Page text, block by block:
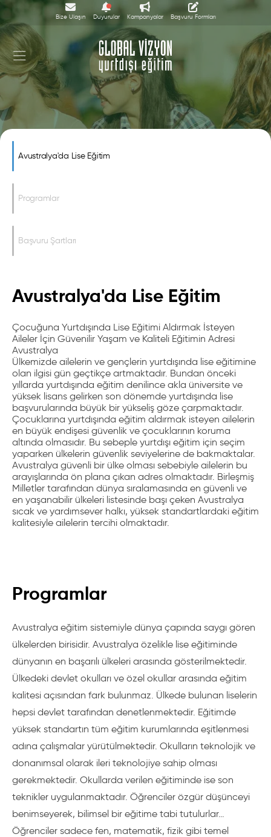
Bize Ulaşın Duyurular Kampanyalar Başvuru Formları
Avustralya'da Lise Eğitim
Programlar
Başvuru Şartları
Avustralya'da Lise Eğitim
Çocuğuna Yurtdışında Lise Eğitimi Aldırmak İsteyen
Aileler İçin Güvenilir Yaşam ve Kaliteli Eğitimin Adresi
Avustralya
Ülkemizde ailelerin ve gençlerin yurtdışında lise eğitimine
olan ilgisi gün geçtikçe artmaktadır. Bundan önceki
yıllarda yurtdışında eğitim denilince akla üniversite ve
yüksek lisans gelirken son dönemde yurtdışında lise
başvurularında büyük bir yükseliş göze çarpmaktadır.
Çocuklarına yurtdışında eğitim aldırmak isteyen ailelerin
en büyük endişesi güvenlik ve çocuklarının koruma
altında olmasıdır. Bu sebeple yurtdışı eğitim için seçim
yaparken ülkelerin güvenlik seviyelerine de bakmaktalar.
Avustralya güvenli bir ülke olması sebebiyle ailelerin bu
arayışlarında ön plana çıkan adres olmaktadır. Birleşmiş
Milletler tarafından dünya sıralamasında en güvenli ve
en yaşanabilir ülkeleri listesinde başı çeken Avustralya
sıcak ve yardımsever halkı, yüksek standartlardaki eğitim
kalitesiyle ailelerin tercihi olmaktadır.
Programlar
Avustralya eğitim sistemiyle dünya çapında saygı gören
ülkelerden birisidir. Avustralya özelikle lise eğitiminde
dünyanın en başarılı ülkeleri arasında gösterilmektedir.
Ülkedeki devlet okulları ve özel okullar arasında eğitim
kalitesi açısından fark bulunmaz. Ülkede bulunan liselerin
hepsi devlet tarafından denetlenmektedir. Eğitimde
yüksek standartın tüm eğitim kurumlarında eşitlenmesi
adına çalışmalar yürütülmektedir. Okulların teknolojik ve
donanımsal olarak ileri teknolojiye sahip olması
gerekmektedir. Okullarda verilen eğitiminde ise son
teknikler uygulanmaktadır. Öğrenciler özgür düşünceyi
benimseyerek, bilimsel bir eğitime tabi tutulurlar…
Öğrenciler sadece fen, matematik, fizik gibi temel